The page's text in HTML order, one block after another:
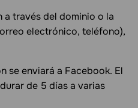
a través del dominio o la
electrónico, teléfono),
se enviará a Facebook. El
de 5 días a varias